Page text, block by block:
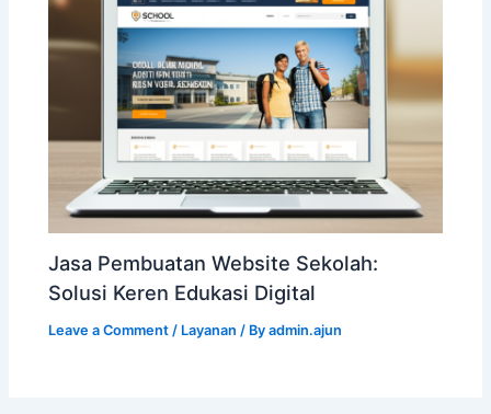
Jasa Pembuatan Website Sekolah:
Solusi Keren Edukasi Digital
Leave a Comment / Layanan / Byadmin.ajun